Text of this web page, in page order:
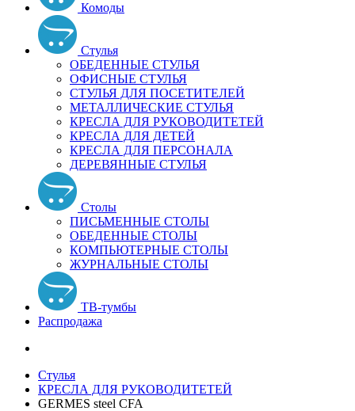
Комоды
Стулья
ОБЕДЕННЫЕ СТУЛЬЯ
ОФИСНЫЕ СТУЛЬЯ
СТУЛЬЯ ДЛЯ ПОСЕТИТЕЛЕЙ
МЕТАЛЛИЧЕСКИЕ СТУЛЬЯ
КРЕСЛА ДЛЯ РУКОВОДИТЕТЕЙ
КРЕСЛА ДЛЯ ДЕТЕЙ
КРЕСЛА ДЛЯ ПЕРСОНАЛА
ДЕРЕВЯННЫЕ СТУЛЬЯ
Столы
ПИСЬМЕННЫЕ СТОЛЫ
ОБЕДЕННЫЕ СТОЛЫ
КОМПЬЮТЕРНЫЕ СТОЛЫ
ЖУРНАЛЬНЫЕ СТОЛЫ
ТВ-тумбы
Распродажа
Стулья
КРЕСЛА ДЛЯ РУКОВОДИТЕТЕЙ
GERMES steel CFA